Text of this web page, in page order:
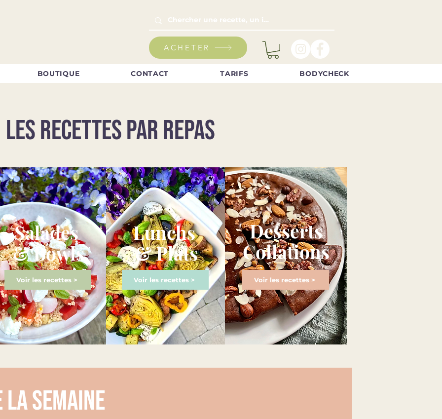
ACHETER
BOUTIQUE CONTACT TARIFS BODYCHECK
LES RECETTES PAR REPAS
Salades
& Bowls
Voir les recettes > Voir les recettes >
Lunchs
& Plats
Voir les recettes >
Desserts
Collations
semaine